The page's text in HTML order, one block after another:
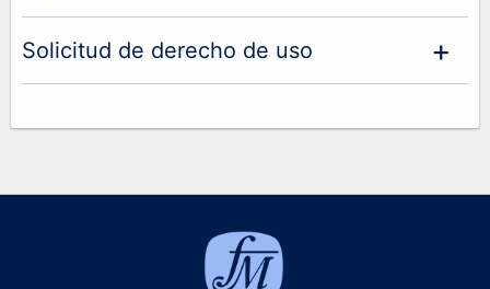
Solicitud de derecho de uso